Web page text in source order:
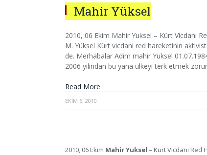
Mahir Yüksel
2010, 06 Ekim Mahir Yuksel – Kürt Vicdani
M. Yüksel Kürt vicdani red hareketinin
de. Merhabalar Adim mahir Yuksel
2006 yilindan bu yana ulkeyi terk etmek
Read More
EKIM 6, 2010 ·
2010, 06 Ekim Mahir Yuksel – Kürt Vicdani Red